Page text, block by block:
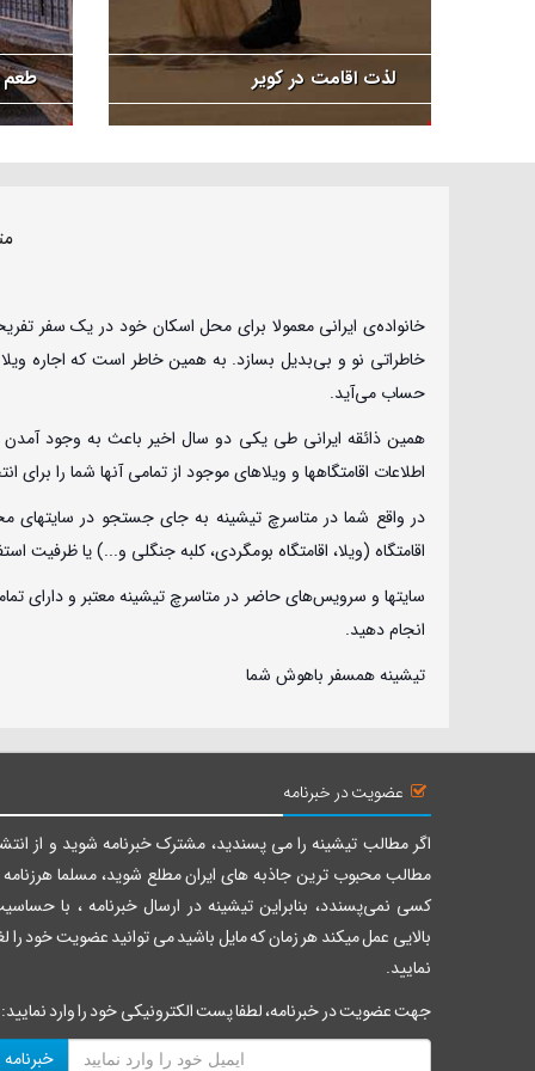
لذت اقامت در کویر طعم
خانواده‌ی ایرانی معمولا برای محل اسکان خود در یک سفر
خاطراتی نو و بی‌بدیل بسازد. به همین خاطر است که اجاره
حساب می‌آید.
همین ذائقه ایرانی طی یکی دو سال اخیر باعث به وجود آمدن
اطلاعات اقامتگاهها و ویلاهای موجود از تمامی آنها شما را
در واقع شما در متاسرچ تیشینه به جای جستجو در سایتهای
اقامتگاه (ویلا، اقامتگاه بومگردی، کلبه جنگلی و...) یا ظرفیت
سایتها و سرویس‌های حاضر در متاسرچ تیشینه معتبر و دارای
انجام دهید.
تیشینه همسفر باهوش شما
عضویت در خبرنامه
اگر مطالب تیشینه را می پسندید، مشترک خبرنامه شوید و از
مطالب محبوب ترین جاذبه های ایران مطلع شوید، مسلما هرزنامه
کسی نمی‌پسندد، بنابراین تیشینه در ارسال خبرنامه ، با
بالایی عمل میکند هر زمان که مایل باشید می توانید عضویت خود را
نمایید.
جهت عضویت در خبرنامه، لطفا پست الکترونیکی خود را وارد نمایید:
خبرنامه